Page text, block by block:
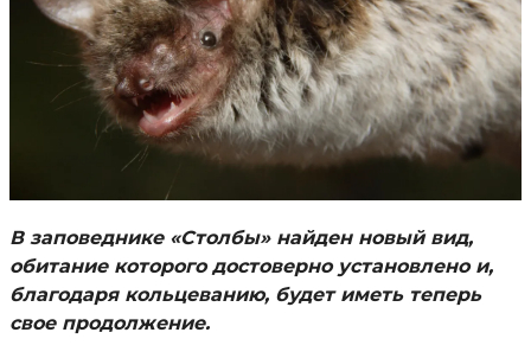
В заповеднике «Столбы» найден новый вид,
обитание которого достоверно установлено и,
благодаря кольцеванию, будет иметь теперь
свое продолжение.